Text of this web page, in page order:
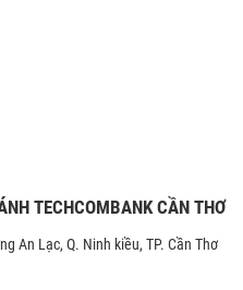
TECHCOMBANK CẦN THƠ
An Lạc, Q. Ninh kiều, TP. Cần Thơ